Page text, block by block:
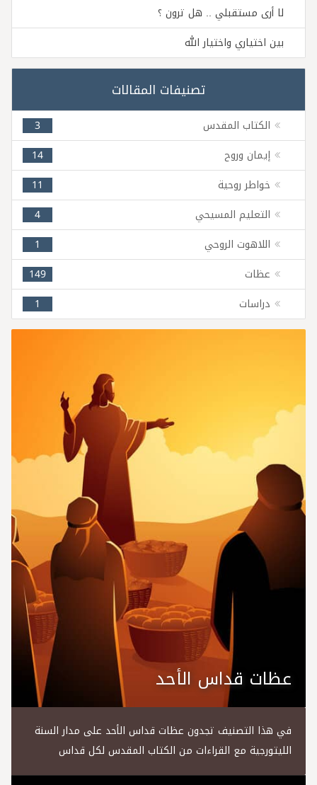
لا أرى مستقبلي .. هل ترون ؟
بين اختياري واختيار الله
تصنيفات المقالات
الكتاب المقدس
3
إيمان وروح
14
خواطر روحية
11
التعليم المسيحي
4
اللاهوت الروحي
1
عظات
149
دراسات
1
عظات قداس الأحد
في هذا التصنيف تجدون عظات قداس الأحد على مدار السنة
الليتورجية مع القراءات من الكتاب المقدس لكل قداس